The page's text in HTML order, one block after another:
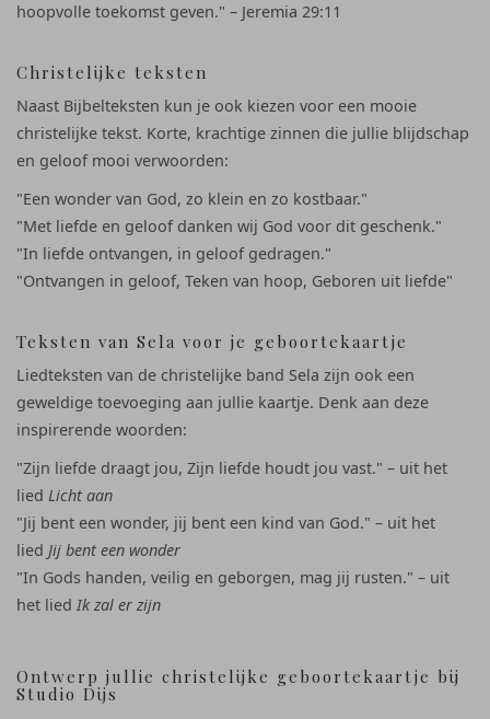
hoopvolle toekomst geven." – Jeremia 29:11
Christelijke teksten
Naast Bijbelteksten kun je ook kiezen voor een mooie
christelijke tekst. Korte, krachtige zinnen die jullie blijdschap
en geloof mooi verwoorden:
"Een wonder van God, zo klein en zo kostbaar."
"Met liefde en geloof danken wij God voor dit geschenk."
"In liefde ontvangen, in geloof gedragen."
"Ontvangen in geloof, Teken van hoop, Geboren uit liefde"
Teksten van Sela voor je geboortekaartje
Liedteksten van de christelijke band Sela zijn ook een
geweldige toevoeging aan jullie kaartje. Denk aan deze
inspirerende woorden:
"Zijn liefde draagt jou, Zijn liefde houdt jou vast." – uit het
lied Licht aan
"Jij bent een wonder, jij bent een kind van God." – uit het
lied Jij bent een wonder
"In Gods handen, veilig en geborgen, mag jij rusten." – uit
het lied Ik zal er zijn
Ontwerp jullie christelijke geboortekaartje bij
Studio Dijs